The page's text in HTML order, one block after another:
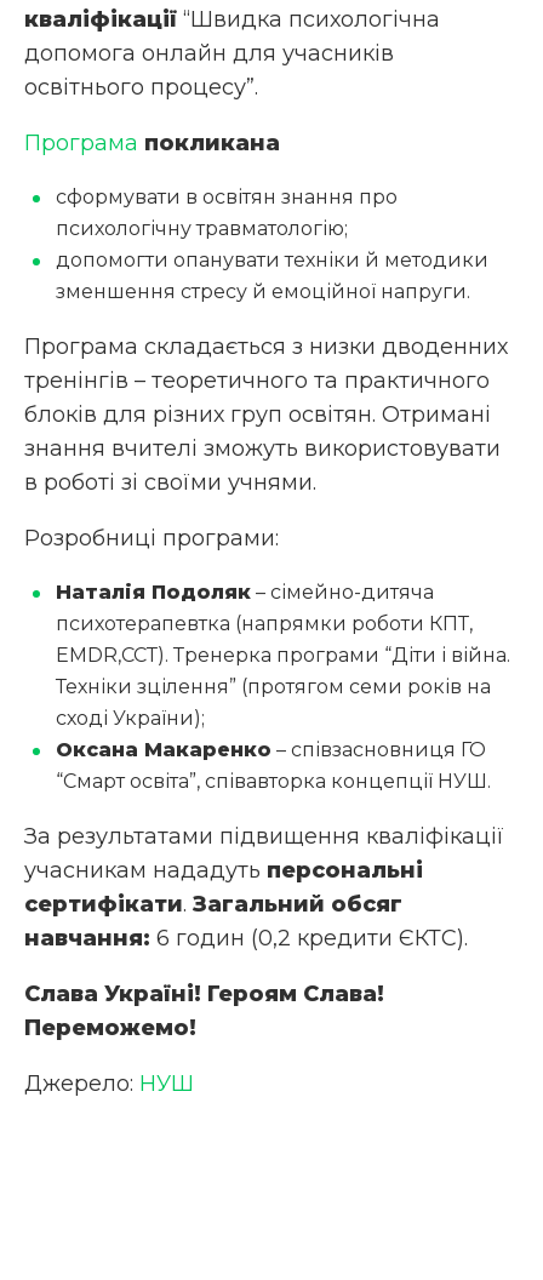
кваліфікації “Швидка психологічна
допомога онлайн для учасників
освітнього процесу”.
Програма покликана
сформувати в освітян знання про
психологічну травматологію;
допомогти опанувати техніки й методики
зменшення стресу й емоційної напруги.
Програма складається з низки дводенних
тренінгів – теоретичного та практичного
блоків для різних груп освітян. Отримані
знання вчителі зможуть використовувати
в роботі зі своїми учнями.
Розробниці програми:
Наталія Подоляк – сімейно-дитяча
психотерапевтка (напрямки роботи КПТ,
EMDR,ССТ). Тренерка програми “Діти і війна.
Техніки зцілення” (протягом семи років на
сході України);
Оксана Макаренко – співзасновниця ГО
“Смарт освіта”, співавторка концепції НУШ.
За результатами підвищення кваліфікації
учасникам нададуть персональні
сертифікати. Загальний обсяг
навчання: 6 годин (0,2 кредити ЄКТС).
Слава Україні! Героям Слава!
Переможемо!
Джерело: НУШ